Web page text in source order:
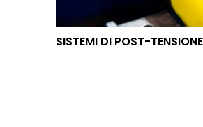
SISTEMI DI POST-TENSIONE